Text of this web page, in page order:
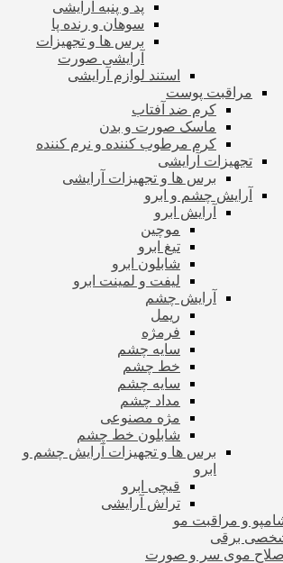
پد و پنبه آرایشی
سوهان و رنده پا
برس ها و تجهیزات
آرایشی صورت
استند لوازم آرایشی
مراقبت پوست
کرم ضد آفتاب
ماسک صورت و بدن
کرم مرطوب کننده و نرم کننده
تجهیزات آرایشی
برس ها و تجهیزات آرایشی
آرایش چشم و ابرو
آرایش ابرو
موچین
تیغ ابرو
شابلون ابرو
لیفت و لمینت ابرو
آرایش چشم
ریمل
فرمژه
سایه چشم
خط چشم
سایه چشم
مداد چشم
مژه مصنوعی
شابلون خط چشم
برس ها و تجهیزات آرایش چشم و
ابرو
قیچی ابرو
تراش آرایشی
و مراقبت مو
شخصی برقی
اصلاح موی سر و صورت